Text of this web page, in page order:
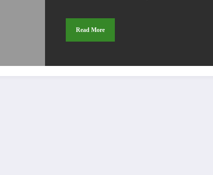
Read More